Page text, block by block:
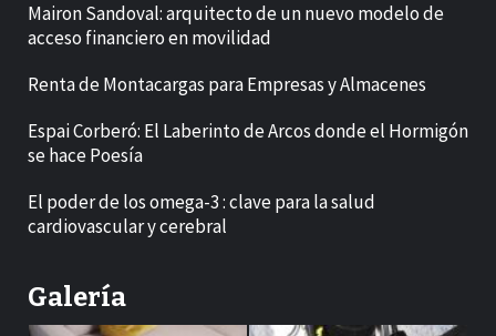
Mairon Sandoval: arquitecto de un nuevo modelo de
acceso financiero en movilidad
Renta de Montacargas para Empresas y Almacenes
Espai Corberó: El Laberinto de Arcos donde el Hormigón
se hace Poesía
El poder de los omega-3 : clave para la salud
cardiovascular y cerebral
Galería